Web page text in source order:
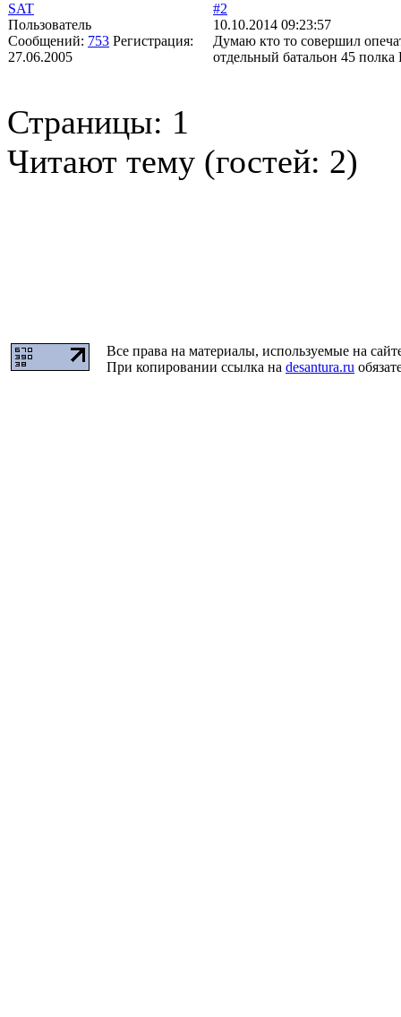
SAT
Пользователь
Сообщений: 753 Регистрация:
27.06.2005
#2
10.10.2014 09:23:57
Думаю кто то совершил
отдельный батальон 45
Страницы: 1
Читают тему (гостей: 2)
Все права на материалы, используемые на
При копировании ссылка на desantura.ru